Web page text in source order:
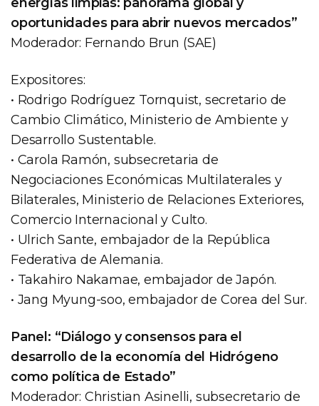
oportunidades para abrir nuevos mercados”
Moderador: Fernando Brun (SAE)
Expositores:
• Rodrigo Rodríguez Tornquist, secretario de
Cambio Climático, Ministerio de Ambiente y
Desarrollo Sustentable.
• Carola Ramón, subsecretaria de
Negociaciones Económicas Multilaterales y
Bilaterales, Ministerio de Relaciones Exteriores,
Comercio Internacional y Culto.
• Ulrich Sante, embajador de la República
Federativa de Alemania.
• Takahiro Nakamae, embajador de Japón.
• Jang Myung-soo, embajador de Corea del Sur.
Panel: “Diálogo y consensos para el
desarrollo de la economía del Hidrógeno
como política de Estado”
Moderador: Christian Asinelli, subsecretario de